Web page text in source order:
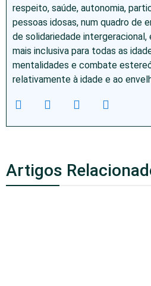
respeito, saúde, autonomia,
pessoas idosas, num quadro de
de solidariedade intergeracional,
mais inclusiva para todas as
mentalidades e combate
relativamente à idade e ao
Artigos